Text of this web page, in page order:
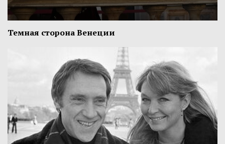
Темная сторона Венеции